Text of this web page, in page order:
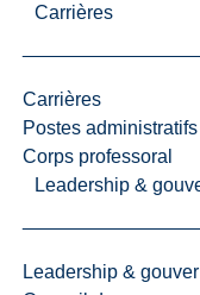
Carrières
Carrières
Postes
Corps professoral
Leadership &
Leadership &